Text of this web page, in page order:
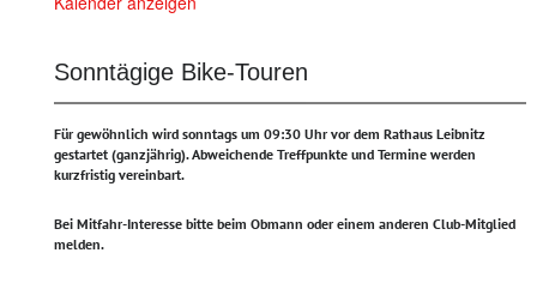
Sonntägige Bike-Touren
Für gewöhnlich wird sonntags um 09:30 Uhr vor dem Rathaus Leibnitz
gestartet (ganzjährig).Abweichende Treffpunkte und Termine werden
kurzfristig vereinbart.
Bei Mitfahr-Interesse bitte beim Obmann oder einem anderen Club-Mitglied
melden.